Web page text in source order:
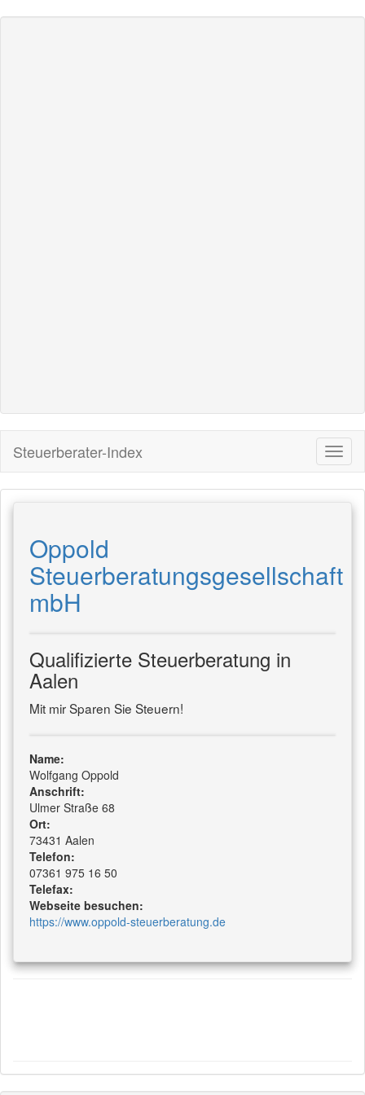
Steuerberater-Index
Oppold
Steuerberatungsgesellschaft
mbH
Qualifizierte Steuerberatung in
Aalen
Mit mir Sparen Sie Steuern!
Name:
Wolfgang Oppold
Anschrift:
Ulmer Straße 68
Ort:
73431 Aalen
Telefon:
07361 975 16 50
Telefax:
Webseite besuchen:
https://www.oppold-steuerberatung.de